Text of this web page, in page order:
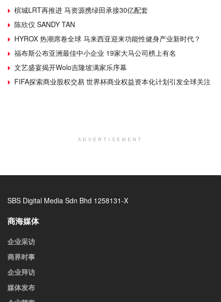
槟城LRT再推进 马资源携绿田承接30亿配套
陈欣仪 SANDY TAN
HYROX 热潮席卷全球 马来西亚迎来功能性健身产业新时代？
福布斯公布亚洲最佳中小企业 19家大马公司榜上有名
文艺盛宴揭开Wolo吉隆坡满家乐序幕
FIFA探索商业股权交易 世界杯商业权益资本化计划引发全球关注
ADVERTISEMENT
SBS Digital Media Sdn Bhd 1258131-X
商海媒体
企业采访
商界时事
企业拜访
媒体发布